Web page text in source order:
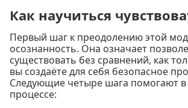
Как научиться
Первый шаг к преодолению этой
осознанность. Она означает
существовать без сравнений, как
вы создаёте для себя безопасное
Следующие четыре шага помогают в
процессе: